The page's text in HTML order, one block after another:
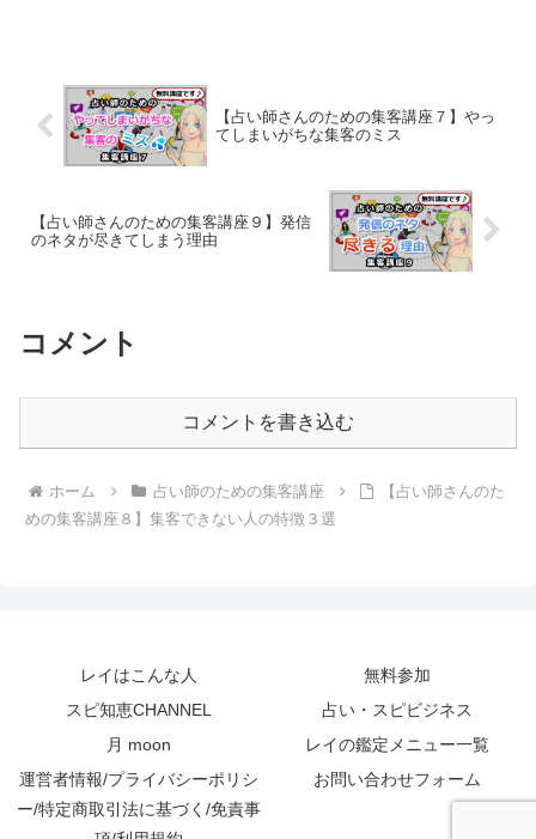
【占い師さんのための集客講座７】やっ
てしまいがちな集客のミス
【占い師さんのための集客講座９】発信
のネタが尽きてしまう理由
コメント
コメントを書き込む
ホーム 占い師のための集客講座
【占い師さんのた
めの集客講座８】集客できない人の特徴３選
レイはこんな人
無料参加
スピ知恵CHANNEL
占い・スピビジネス
月 moon
レイの鑑定メニュー一覧
運営者情報/プライバシーポリシ
ー/特定商取引法に基づく/免責事
お問い合わせフォーム